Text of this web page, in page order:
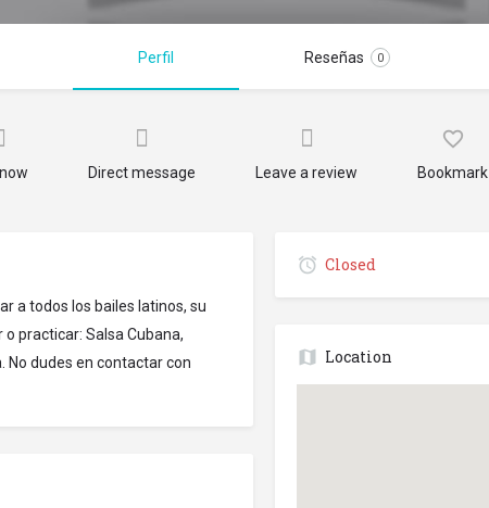
Perfil Reseñas 0
Direct message Leave a review Bookmark
a todos los bailes latinos, su
practicar: Salsa Cubana,
No dudes en contactar con
Closed
Location